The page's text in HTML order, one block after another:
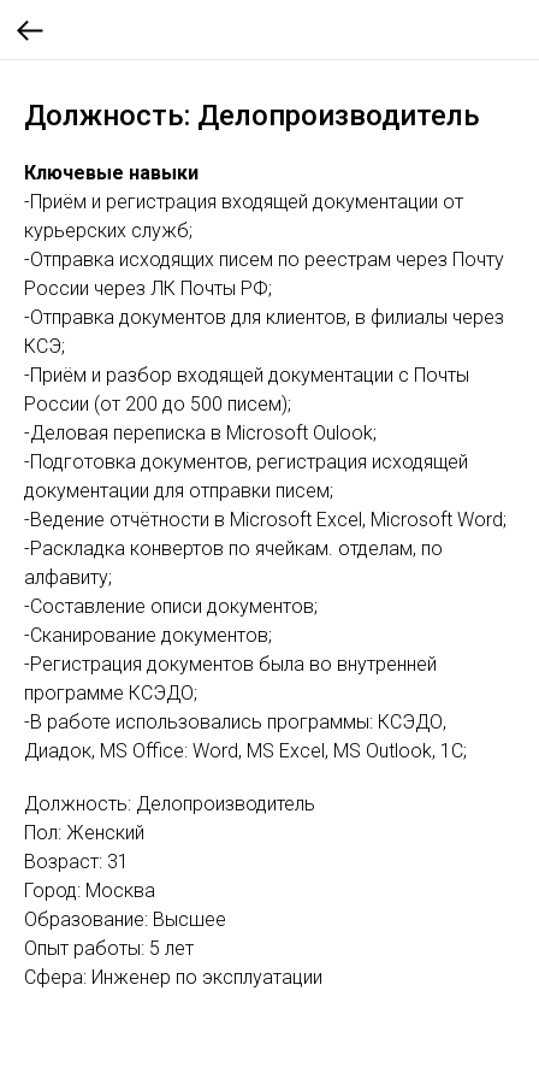
Должность: Делопроизводитель
Ключевые навыки
-Приём и регистрация входящей документации от
курьерских служб;
-Отправка исходящих писем по реестрам через Почту
России через ЛК Почты РФ;
-Отправка документов для клиентов, в филиалы через
КСЭ;
-Приём и разбор входящей документации с Почты
России (от 200 до 500 писем);
-Деловая переписка в Microsoft Oulook;
-Подготовка документов, регистрация исходящей
документации для отправки писем;
-Ведение отчётности в Microsoft Excel, Microsoft Word;
-Раскладка конвертов по ячейкам. отделам, по
алфавиту;
-Составление описи документов;
-Сканирование документов;
-Регистрация документов была во внутренней
программе КСЭДО;
-В работе использовались программы: КСЭДО,
Диадок, MS Office: Word, MS Excel, MS Outlook, 1С;
Должность: Делопроизводитель
Пол: Женский
Возраст: 31
Город: Москва
Образование: Высшее
Опыт работы: 5 лет
Сфера: Инженер по эксплуатации